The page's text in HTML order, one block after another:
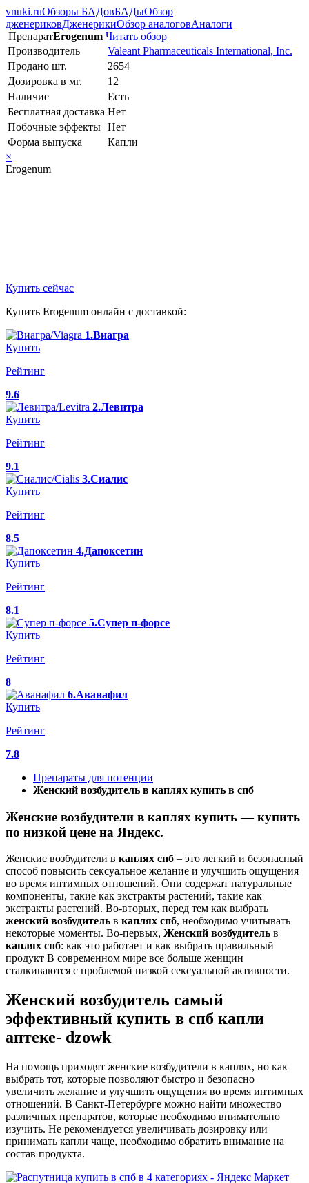
vnuki.ruОбзоры БАДовБАДыОбзор
дженериковДженерикиОбзор аналоговАналоги
ПрепаратErogenum Читать обзор
Производитель
Valeant Pharmaceuticals International, Inc.
Продано шт.
2654
Дозировка в мг.
12
Наличие
Есть
Бесплатная доставка Нет
Побочные эффекты Нет
Форма выпуска
Капли
×
Erogenum
Купить сейчас
Купить Erogenum онлайн с доставкой:
1.Виагра
Купить
Рейтинг
9.6
2.Левитра
Купить
Рейтинг
9.1
3.Сиалис
Купить
Рейтинг
8.5
4.Дапоксетин
Купить
Рейтинг
8.1
5.Супер п-форсе
Купить
Рейтинг
8
6.Аванафил
Купить
Рейтинг
7.8
Препараты для потенции
Женский возбудитель в каплях купить в спб
Женские возбудители в каплях купить — купить
по низкой цене на Яндекс.
Женские возбудители в каплях спб – это легкий и безопасный
способ повысить сексуальное желание и улучшить ощущения
во время интимных отношений. Они содержат натуральные
компоненты, такие как экстракты растений, такие как
экстракты растений. Во-вторых, перед тем как выбрать
женский возбудитель в каплях спб, необходимо учитывать
некоторые моменты. Во-первых, Женский возбудитель в
каплях спб: как это работает и как выбрать правильный
продукт В современном мире все больше женщин
сталкиваются с проблемой низкой сексуальной активности.
Женский возбудитель самый
эффективный купить в спб капли
аптеке- dzowk
На помощь приходят женские возбудители в каплях, но как
выбрать тот, которые позволяют быстро и безопасно
увеличить желание и улучшить ощущения во время интимных
отношений. В Санкт-Петербурге можно найти множество
различных препаратов, которые необходимо внимательно
изучить. Не рекомендуется увеличивать дозировку или
принимать капли чаще, необходимо обратить внимание на
состав продукта.